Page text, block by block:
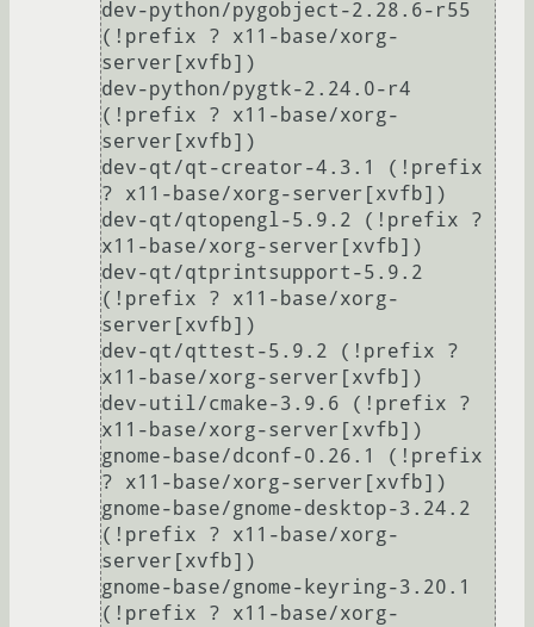
dev-python/pygobject-2.28.6-r55
(!prefix ? x11-base/xorg-
server[xvfb])
dev-python/pygtk-2.24.0-r4
(!prefix ? x11-base/xorg-
server[xvfb])
dev-qt/qt-creator-4.3.1 (!prefix
? x11-base/xorg-server[xvfb])
dev-qt/qtopengl-5.9.2 (!prefix ?
x11-base/xorg-server[xvfb])
dev-qt/qtprintsupport-5.9.2
(!prefix ? x11-base/xorg-
server[xvfb])
dev-qt/qttest-5.9.2 (!prefix ?
x11-base/xorg-server[xvfb])
dev-util/cmake-3.9.6 (!prefix ?
x11-base/xorg-server[xvfb])
gnome-base/dconf-0.26.1 (!prefix
? x11-base/xorg-server[xvfb])
gnome-base/gnome-desktop-3.24.2
(!prefix ? x11-base/xorg-
server[xvfb])
gnome-base/gnome-keyring-3.20.1
(!prefix ? x11-base/xorg-